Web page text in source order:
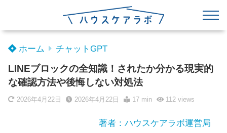
ホーム チャットGPT
LINEブロックの全知識！されたか分かる現実的
な確認方法や後悔しない対処法
2026年4月22日 2026年4月22日 17 min 112views
著者：ハウスケアラボ運営局